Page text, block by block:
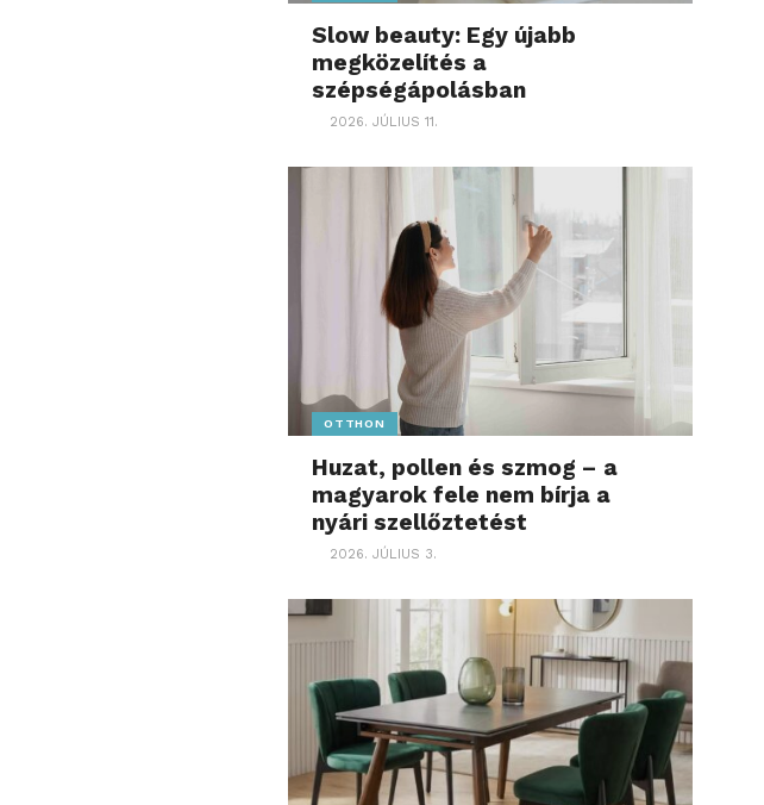
Slow beauty: Egy újabb
megközelítés a
szépségápolásban
2026. JÚLIUS 11.
OTTHON
Huzat, pollen és szmog – a
magyarok fele nem bírja a
nyári szellőztetést
2026. JÚLIUS 3.